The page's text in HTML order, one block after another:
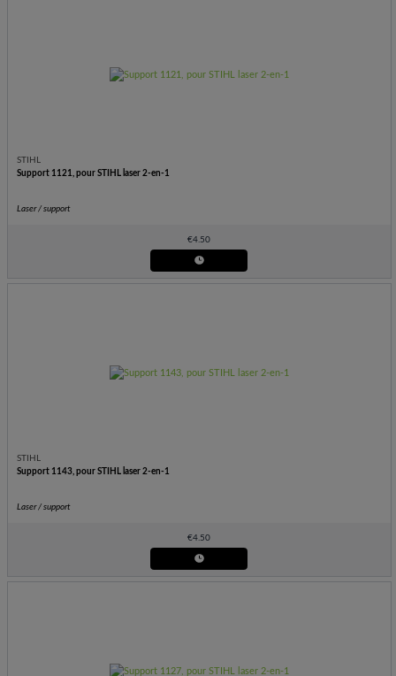
STIHL
Support 1121, pour STIHL laser 2-en-1
Laser / support
€4.50
STIHL
Support 1143, pour STIHL laser 2-en-1
Laser / support
€4.50